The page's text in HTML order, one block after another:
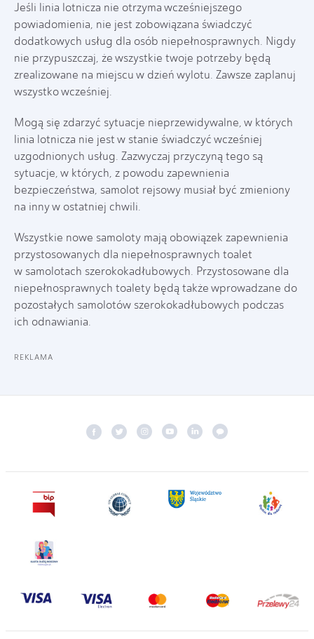
Jeśli linia lotnicza nie otrzyma wcześniejszego
powiadomienia, nie jest zobowiązana świadczyć
dodatkowych usług dla osób niepełnosprawnych. Nigdy
nie przypuszczaj, że wszystkie twoje potrzeby będą
zrealizowane na miejscu w dzień wylotu. Zawsze zaplanuj
wszystko wcześniej.
Mogą się zdarzyć sytuacje nieprzewidywalne, w których
linia lotnicza nie jest w stanie świadczyć wcześniej
uzgodnionych usług. Zazwyczaj przyczyną tego są
sytuacje, w których, z powodu zapewnienia
bezpieczeństwa, samolot rejsowy musiał być zmieniony
na inny w ostatniej chwili.
Wszystkie nowe samoloty mają obowiązek zapewnienia
przystosowanych dla niepełnosprawnych toalet
w samolotach szerokokadłubowych. Przystosowane dla
niepełnosprawnych toalety będą także wprowadzane do
pozostałych samolotów szerokokadłubowych podczas
ich odnawiania.
REKLAMA